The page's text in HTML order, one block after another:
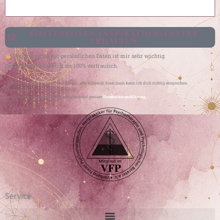
KOSTENLOSEN INSPIRATIONSLETTER
ERHALTEN
Der Schutz deiner persönlichen Daten ist mir sehr wichtig.
Deshalb behandele ich sie 100% vertraulich.
* Pflichtfeld. Dein Vorname ist optional, aber hilfreich denn dann kann ich dich richtig ansprechen.
Abmeldung mit einem Klick möglich.
Der Newsletter-Versand erfolgt entsprechend meiner Datenschutzerklärung.
Service